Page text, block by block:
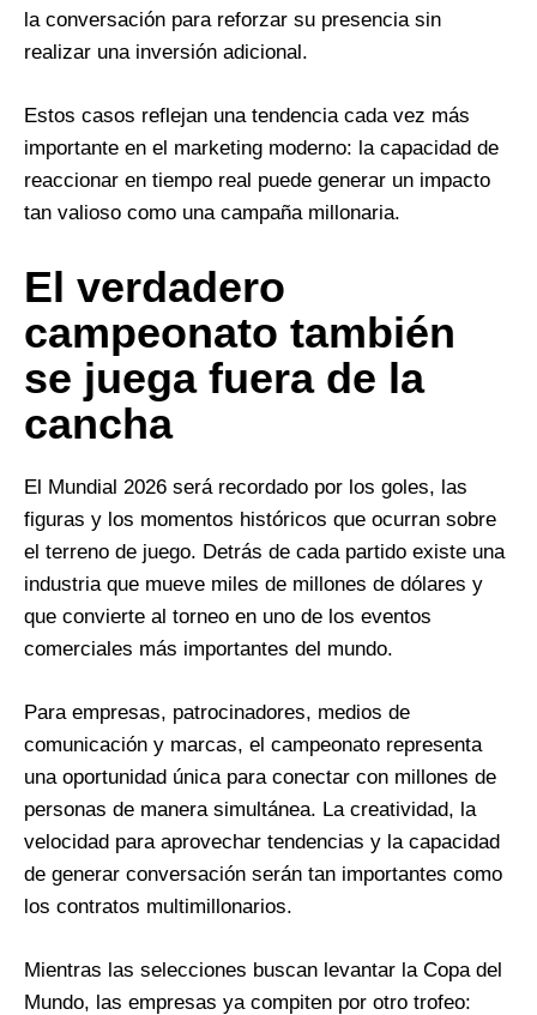
la conversación para reforzar su presencia sin
realizar una inversión adicional.
Estos casos reflejan una tendencia cada vez más
importante en el marketing moderno: la capacidad de
reaccionar en tiempo real puede generar un impacto
tan valioso como una campaña millonaria.
El verdadero
campeonato también
se juega fuera de la
cancha
El Mundial 2026 será recordado por los goles, las
figuras y los momentos históricos que ocurran sobre
el terreno de juego. Detrás de cada partido existe una
industria que mueve miles de millones de dólares y
que convierte al torneo en uno de los eventos
comerciales más importantes del mundo.
Para empresas, patrocinadores, medios de
comunicación y marcas, el campeonato representa
una oportunidad única para conectar con millones de
personas de manera simultánea. La creatividad, la
velocidad para aprovechar tendencias y la capacidad
de generar conversación serán tan importantes como
los contratos multimillonarios.
Mientras las selecciones buscan levantar la Copa del
Mundo, las empresas ya compiten por otro trofeo: